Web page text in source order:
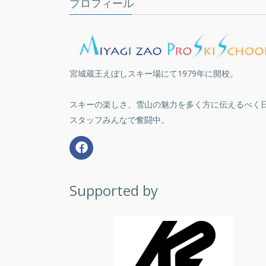
プロフィール
宮城蔵王えぼしスキー場にて1979年に開校。
スキーの楽しさ、雪山の魅力を多く方に伝えるべく
スタッフみんなで奮闘中。
Supported by